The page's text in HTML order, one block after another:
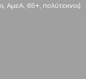
ΑμεΑ, 65+, πολύτεκνοι)